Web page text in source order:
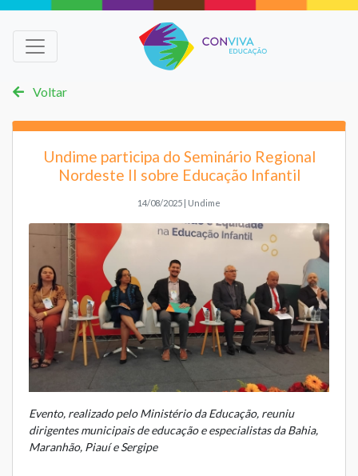
Voltar
Undime participa do Seminário Regional
Nordeste II sobre Educação Infantil
14/08/2025 | Undime
Evento, realizado pelo Ministério da Educação, reuniu
dirigentes municipais de educação e especialistas da Bahia,
Maranhão, Piauí e Sergipe